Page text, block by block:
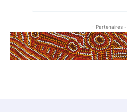
- Partenaires -